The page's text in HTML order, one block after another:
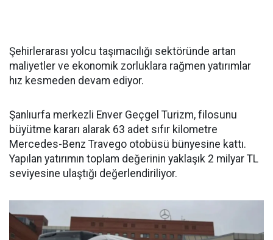
Şehirlerarası yolcu taşımacılığı sektöründe artan
maliyetler ve ekonomik zorluklara rağmen yatırımlar
hız kesmeden devam ediyor.
Şanlıurfa merkezli Enver Geçgel Turizm, filosunu
büyütme kararı alarak 63 adet sıfır kilometre
Mercedes-Benz Travego otobüsü bünyesine kattı.
Yapılan yatırımın toplam değerinin yaklaşık 2 milyar TL
seviyesine ulaştığı değerlendiriliyor.